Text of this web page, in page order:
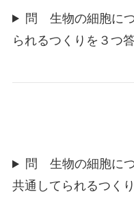
問 生物の細胞に
られるつくりを３つ答
問 生物の細胞に
共通してられるつく